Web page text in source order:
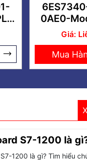
0AE0-
S7-300
Giá:
Mua
S7-1200 là
1200 là gì? Tìm hiểu